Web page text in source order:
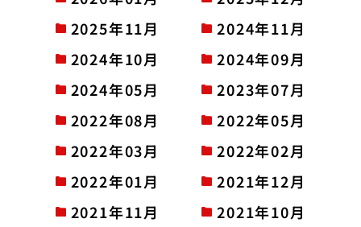
2025年11月
2024年11月
2024年10月
2024年09月
2024年05月
2023年07月
2022年08月
2022年05月
2022年03月
2022年02月
2022年01月
2021年12月
2021年11月
2021年10月